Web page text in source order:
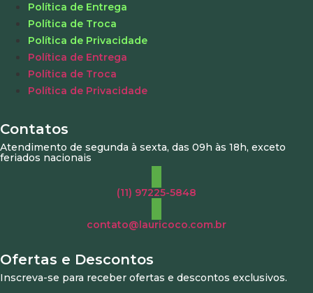
Política de Entrega
Política de Troca
Política de Privacidade
Política de Entrega
Política de Troca
Política de Privacidade
Contatos
Atendimento de segunda à sexta, das 09h às 18h, exceto
feriados nacionais
(11) 97225-5848
contato@lauricoco.com.br
Ofertas e Descontos
Inscreva-se para receber ofertas e descontos exclusivos.